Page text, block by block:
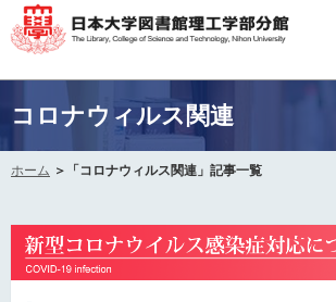
コロナウィルス関連
ホーム 「コロナウィルス関連」記事一覧